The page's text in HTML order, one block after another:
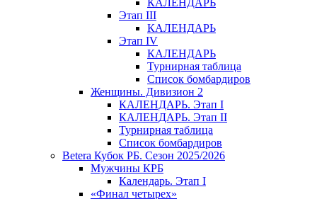
КАЛЕНДАРЬ
Этап III
КАЛЕНДАРЬ
Этап IV
КАЛЕНДАРЬ
Турнирная таблица
Список бомбардиров
Женщины. Дивизион 2
КАЛЕНДАРЬ. Этап I
КАЛЕНДАРЬ. Этап II
Турнирная таблица
Список бомбардиров
Betera Кубок РБ. Сезон 2025/2026
Мужчины КРБ
Календарь. Этап I
«Финал четырех»